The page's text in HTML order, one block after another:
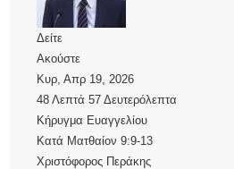
Δείτε
Ακούστε
Κυρ, Απρ 19, 2026
48 Λεπτά 57 Δευτερόλεπτα
Κήρυγμα Ευαγγελίου
Κατά Ματθαίον 9:9-13
Χριστόφορος Περάκης